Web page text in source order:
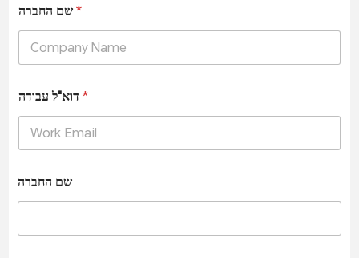
שם החברה*
דוא"ל עבודה*
שם החברה